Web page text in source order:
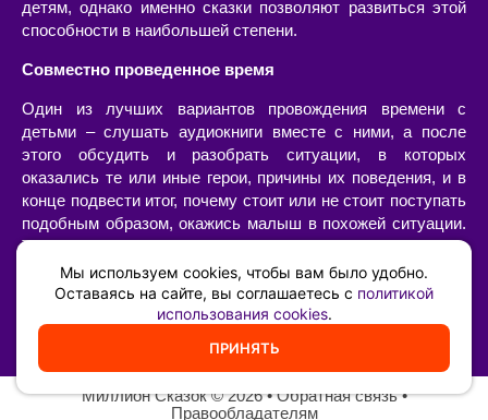
детям, однако именно сказки позволяют развиться этой
способности в наибольшей степени.
Совместно проведенное время
Один из лучших вариантов провождения времени с
детьми – слушать аудиокниги вместе с ними, а после
этого обсудить и разобрать ситуации, в которых
оказались те или иные герои, причины их поведения, и в
конце подвести итог, почему стоит или не стоит поступать
подобным образом, окажись малыш в похожей ситуации.
Такой «разбор» очень интересен сам по себе, позволяет
наладить диалог с ребенком, а также он имеет огромную
воспитательную ценность – возможность ненавязчиво,
иногда в игровой форме, указать на самые главные
жизненные принципы и ценности.
Миллион Сказок©️ 2026 •Обратная связь•
Правообладателям
Мы используем cookies, чтобы вам было удобно.
Оставаясь на сайте, вы соглашаетесь с политикой
использования cookies.
ПРИНЯТЬ